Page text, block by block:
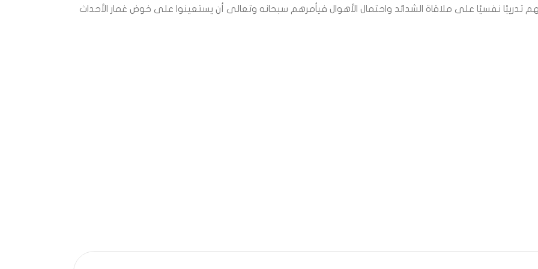
تدريبًا نفسيًا على ملاقاة الشدائد واحتمال الأهوال فيأمرهم سبحانه وتعالى أن يستعينوا على خوض غمار الأحداث